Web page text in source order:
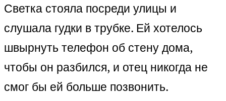
Светка стояла посреди улицы и
слушала гудки в трубке. Ей хотелось
швырнуть телефон об стену дома,
чтобы он разбился, и отец никогда не
смог бы ей больше позвонить.